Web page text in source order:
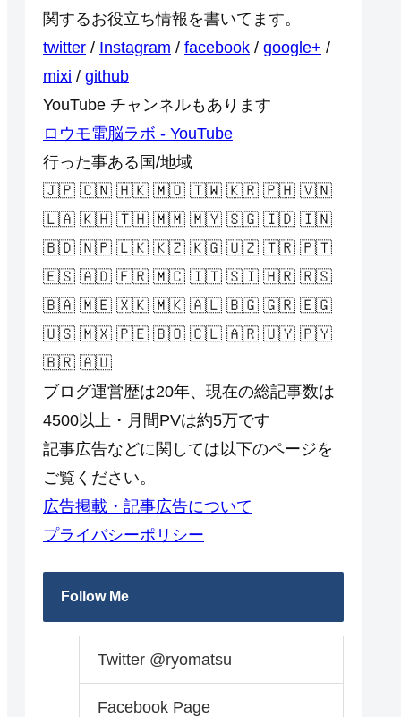
関するお役立ち情報を書いてます。
twitter / Instagram / facebook / google+ /
mixi / github
YouTube チャンネルもあります
ロウモ電脳ラボ - YouTube
行った事ある国/地域
🇯🇵 🇨🇳 🇭🇰 🇲🇴 🇹🇼 🇰🇷 🇵🇭 🇻🇳
🇱🇦 🇰🇭 🇹🇭 🇲🇲 🇲🇾 🇸🇬 🇮🇩 🇮🇳
🇧🇩 🇳🇵 🇱🇰 🇰🇿 🇰🇬 🇺🇿 🇹🇷 🇵🇹
🇪🇸 🇦🇩 🇫🇷 🇲🇨 🇮🇹 🇸🇮 🇭🇷 🇷🇸
🇧🇦 🇲🇪 🇽🇰 🇲🇰 🇦🇱 🇧🇬 🇬🇷 🇪🇬
🇺🇸 🇲🇽 🇵🇪 🇧🇴 🇨🇱 🇦🇷 🇺🇾 🇵🇾
🇧🇷 🇦🇺
ブログ運営歴は20年、現在の総記事数は
4500以上・月間PVは約5万です
記事広告などに関しては以下のページを
ご覧ください。
広告掲載・記事広告について
プライバシーポリシー
Follow Me
Twitter @ryomatsu
Facebook Page